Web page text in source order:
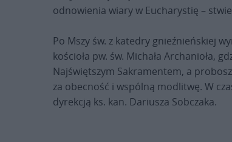
odnowienia wiary w Eucharystię –
Po Mszy św. z katedry gnieźnieńskiej
kościoła pw. św. Michała Archanioła,
Najświętszym Sakramentem, a
za obecność i wspólną modlitwę. W
dyrekcją ks. kan. Dariusza Sobczaka.